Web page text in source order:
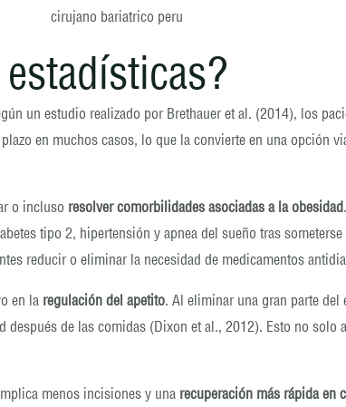
un estudio realizado por Brethauer et al. (2014), los
en muchos casos, lo que la convierte en una opción
o incluso resolver comorbilidades asociadas a la obesidad
tipo 2, hipertensión y apnea del sueño tras
reducir o eliminar la necesidad de medicamentos
en la regulación del apetito. Al eliminar una gran parte
de las comidas (Dixon et al., 2012). Esto no
menos incisiones y una recuperación más rápida en